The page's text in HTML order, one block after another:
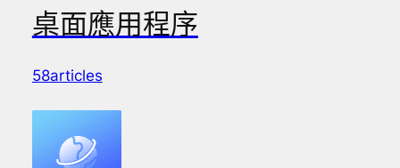
桌面應用程序
58articles